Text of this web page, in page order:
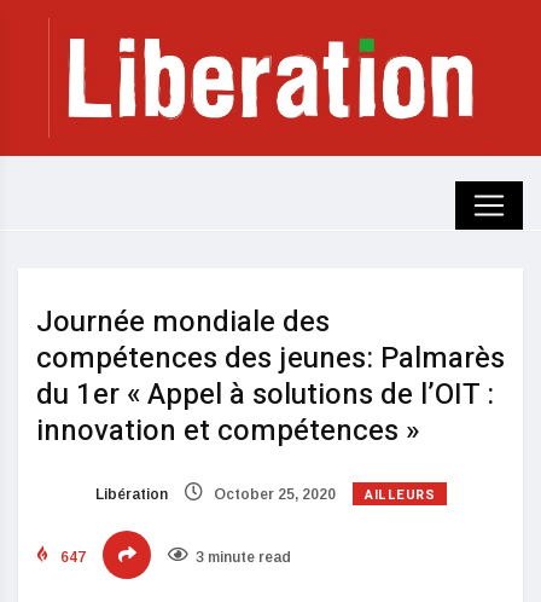
Journée mondiale des
compétences des jeunes: Palmarès
du 1er « Appel à solutions de l’OIT :
innovation et compétences »
Libération October 25, 2020 AILLEURS
647 3 minute read